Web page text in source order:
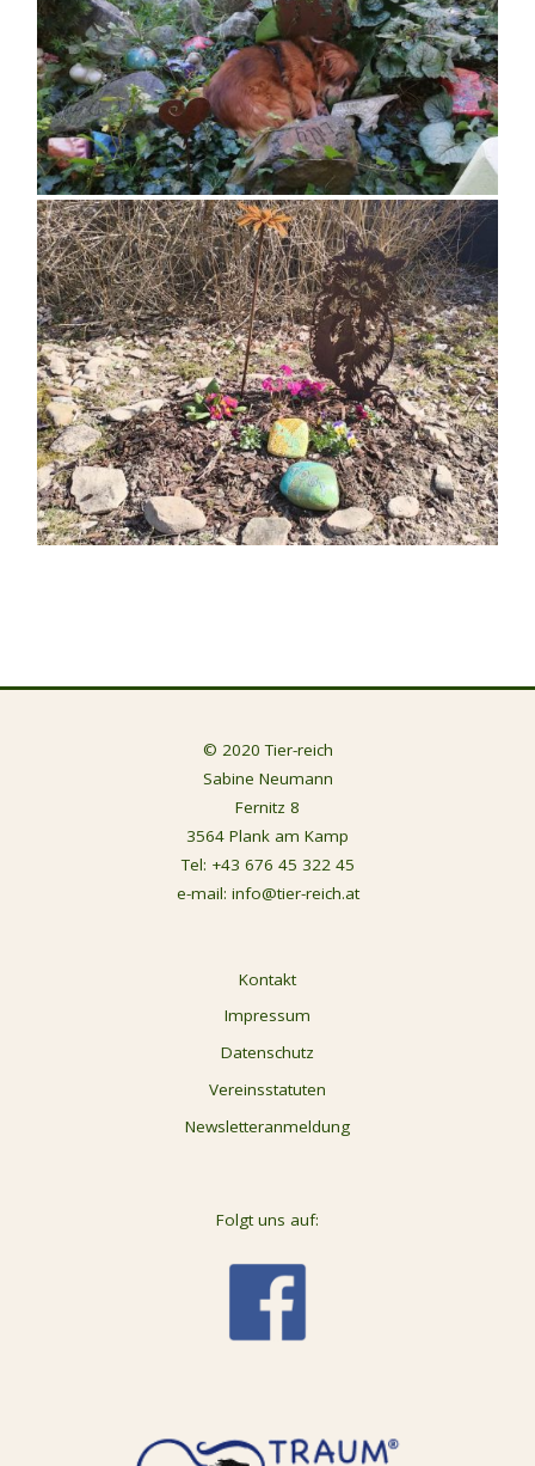
© 2020 Tier-reich
Sabine Neumann
Fernitz 8
3564 Plank am Kamp
Tel: +43 676 45 322 45
e-mail: info@tier-reich.at
Kontakt
Impressum
Datenschutz
Vereinsstatuten
Newsletteranmeldung
Folgt uns auf: